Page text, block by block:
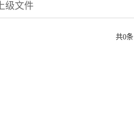
上级文件
共0条